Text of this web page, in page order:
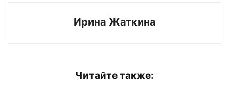
Ирина Жаткина
Читайте также: